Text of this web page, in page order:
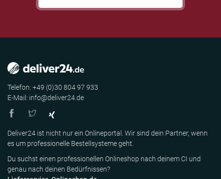
Telefon: +49 (0)30 804 97 933
E-Mail: info@deliver24.de
Deliver24 ist nicht nur ein Onlineportal. Wir sind dein Partner, wenn
es um professionelle Bestellsysteme geht.
Du suchst einen professionellen Onlineshop nach deinem CI und
genau nach deinen Bedürfnissen?